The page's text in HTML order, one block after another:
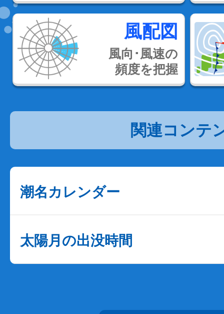
風配図
風向･風速の
頻度を把握
関連コンテ
潮名カレンダー
太陽月の出没時間